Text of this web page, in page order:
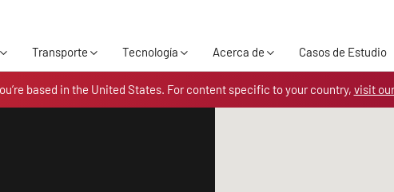
Transporte Tecnología Acerca de Casos de Estudio
based in the United States. For content specific to your country, visit